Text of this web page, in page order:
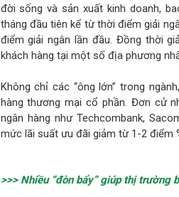
đời sống và sản xuất kinh doanh,
tháng đầu tiên kể từ thời điểm giải
điểm giải ngân lần đầu. Đồng thời
khách hàng tại một số địa phương
Không chỉ các “ông lớn” trong
hàng thương mại cổ phần. Đơn cử
ngân hàng như Techcombank,
mức lãi suất ưu đãi giảm từ 1-2 điểm
>>> Nhiều “đòn bẩy” giúp thị trường